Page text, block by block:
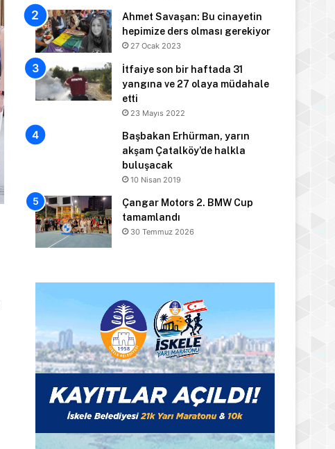
Ahmet Savaşan: Bu cinayetin
hepimize ders olması gerekiyor
27 Ocak 2023
İtfaiye son bir haftada 31
yangına ve 27 olaya müdahale
etti
23 Mayıs 2022
Başbakan Erhürman, yarın
akşam Çatalköy’de halkla
buluşacak
10 Nisan 2019
Çangar Motors 2. BMW Cup
tamamlandı
30 Temmuz 2026